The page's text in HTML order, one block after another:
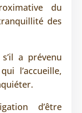
du
des
a prévenu
l’accueille,
d’être